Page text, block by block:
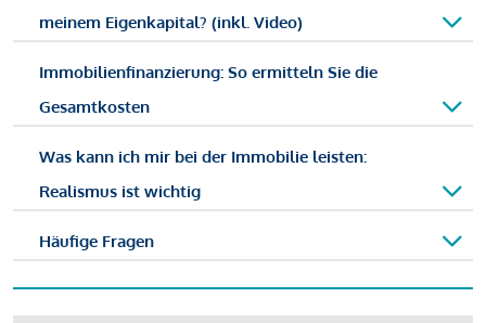
meinem Eigenkapital? (inkl. Video)
Immobilienfinanzierung: So ermitteln Sie die
Gesamtkosten
Was kann ich mir bei der Immobilie leisten:
Realismus ist wichtig
Häufige Fragen